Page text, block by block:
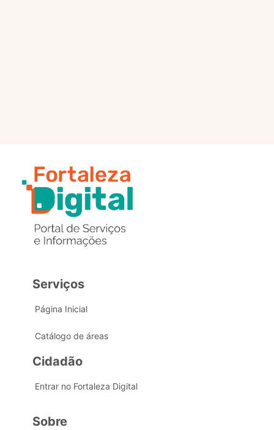
Serviços
Página Inicial
Catálogo de áreas
Cidadão
Entrar no Fortaleza Digital
Sobre